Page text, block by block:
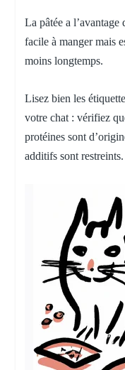
La pâtée a l’avantage
facile à manger mais
moins longtemps.
Lisez bien les
votre chat : vérifiez
protéines sont
additifs sont restreints.